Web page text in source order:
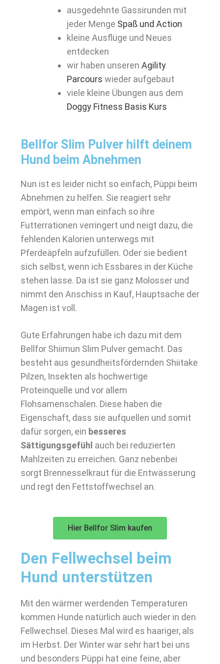
ausgedehnte Gassirunden mit
jeder Menge Spaß und Action
kleine Ausflüge und Neues
entdecken
wir haben unseren Agility
Parcours wieder aufgebaut
viele kleine Übungen aus dem
Doggy Fitness Basis Kurs
Bellfor Slim Pulver hilft deinem
Hund beim Abnehmen
Nun ist es leider nicht so einfach, Püppi beim
Abnehmen zu helfen. Sie reagiert sehr
empört, wenn man einfach so ihre
Futterrationen verringert und neigt dazu, die
fehlenden Kalorien unterwegs mit
Pferdeäpfeln aufzufüllen. Oder sie bedient
sich selbst, wenn ich Essbares in der Küche
stehen lasse. Da ist sie ganz Molosser und
nimmt den Anschiss in Kauf, Hauptsache der
Magen ist voll.
Gute Erfahrungen habe ich dazu mit dem
Bellfor Shiimun Slim Pulver gemacht. Das
besteht aus gesundheitsfördernden Shiitake
Pilzen, Insekten als hochwertige
Proteinquelle und vor allem
Flohsamenschalen. Diese haben die
Eigenschaft, dass sie aufquellen und somit
dafür sorgen, ein besseres
Sättigungsgefühl auch bei reduzierten
Mahlzeiten zu erreichen. Ganz nebenbei
sorgt Brennesselkraut für die Entwässerung
und regt den Fettstoffwechsel an.
Hier Bellfor Slim kaufen
Den Fellwechsel beim
Hund unterstützen
Mit den wärmer werdenden Temperaturen
kommen Hunde natürlich auch wieder in den
Fellwechsel. Dieses Mal wird es haariger, als
im Herbst. Der Winter war sehr hart bei uns
und besonders Püppi hat eine feine, aber